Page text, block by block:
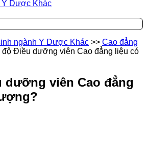
Y Dược Khác
ngành Y Dược Khác >> Cao đẳng
độ Điều dưỡng viên Cao đẳng liệu có
dưỡng viên Cao đẳng